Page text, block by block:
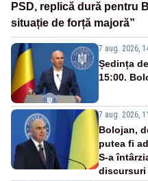
PSD, replică dură pentru
situație de forță majoră”
7 aug. 2026,
Ședința
15:00.
7 aug. 2026,
Bolojan,
putea fi
S-a
discursuri